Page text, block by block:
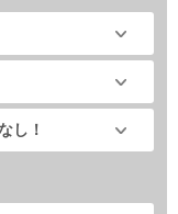
し！